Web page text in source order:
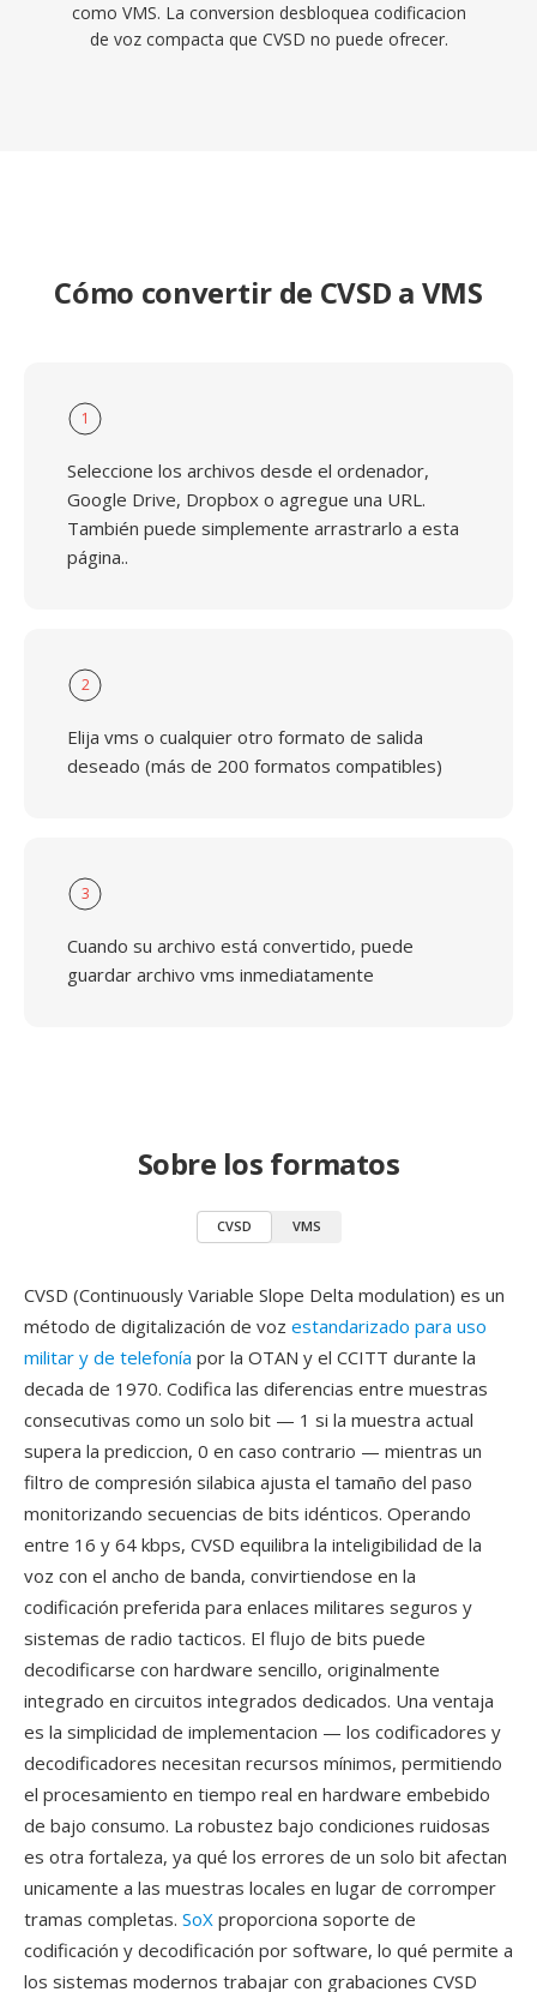
como VMS. La conversion desbloquea codificacion
de voz compacta que CVSD no puede ofrecer.
Cómo convertir de CVSD a VMS
1
Seleccione los archivos desde el ordenador,
Google Drive, Dropbox o agregue una URL.
También puede simplemente arrastrarlo a esta
página..
2
Elija vms o cualquier otro formato de salida
deseado (más de 200 formatos compatibles)
3
Cuando su archivo está convertido, puede
guardar archivo vms inmediatamente
Sobre los formatos
CVSD VMS
CVSD (Continuously Variable Slope Delta modulation) es un
método de digitalización de voz estandarizado para uso
militar y de telefonía por la OTAN y el CCITT durante la
decada de 1970. Codifica las diferencias entre muestras
consecutivas como un solo bit — 1 si la muestra actual
supera la prediccion, 0 en caso contrario — mientras un
filtro de compresión silabica ajusta el tamaño del paso
monitorizando secuencias de bits idénticos. Operando
entre 16 y 64 kbps, CVSD equilibra la inteligibilidad de la
voz con el ancho de banda, convirtiendose en la
codificación preferida para enlaces militares seguros y
sistemas de radio tacticos. El flujo de bits puede
decodificarse con hardware sencillo, originalmente
integrado en circuitos integrados dedicados. Una ventaja
es la simplicidad de implementacion — los codificadores y
decodificadores necesitan recursos mínimos, permitiendo
el procesamiento en tiempo real en hardware embebido
de bajo consumo. La robustez bajo condiciones ruidosas
es otra fortaleza, ya qué los errores de un solo bit afectan
unicamente a las muestras locales en lugar de corromper
tramas completas. SoX proporciona soporte de
codificación y decodificación por software, lo qué permite a
los sistemas modernos trabajar con grabaciones CVSD